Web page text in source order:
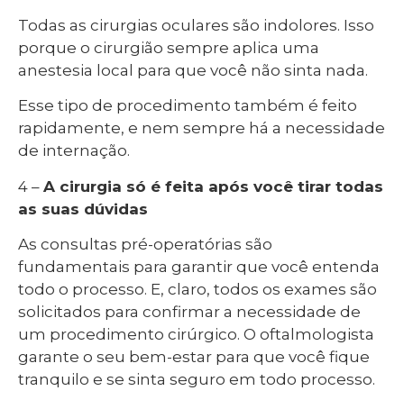
Todas as cirurgias oculares são indolores. Isso
porque o cirurgião sempre aplica uma
anestesia local para que você não sinta nada.
Esse tipo de procedimento também é feito
rapidamente, e nem sempre há a necessidade
de internação.
4 – A cirurgia só é feita após você tirar todas
as suas dúvidas
As consultas pré-operatórias são
fundamentais para garantir que você entenda
todo o processo. E, claro, todos os exames são
solicitados para confirmar a necessidade de
um procedimento cirúrgico. O oftalmologista
garante o seu bem-estar para que você fique
tranquilo e se sinta seguro em todo processo.